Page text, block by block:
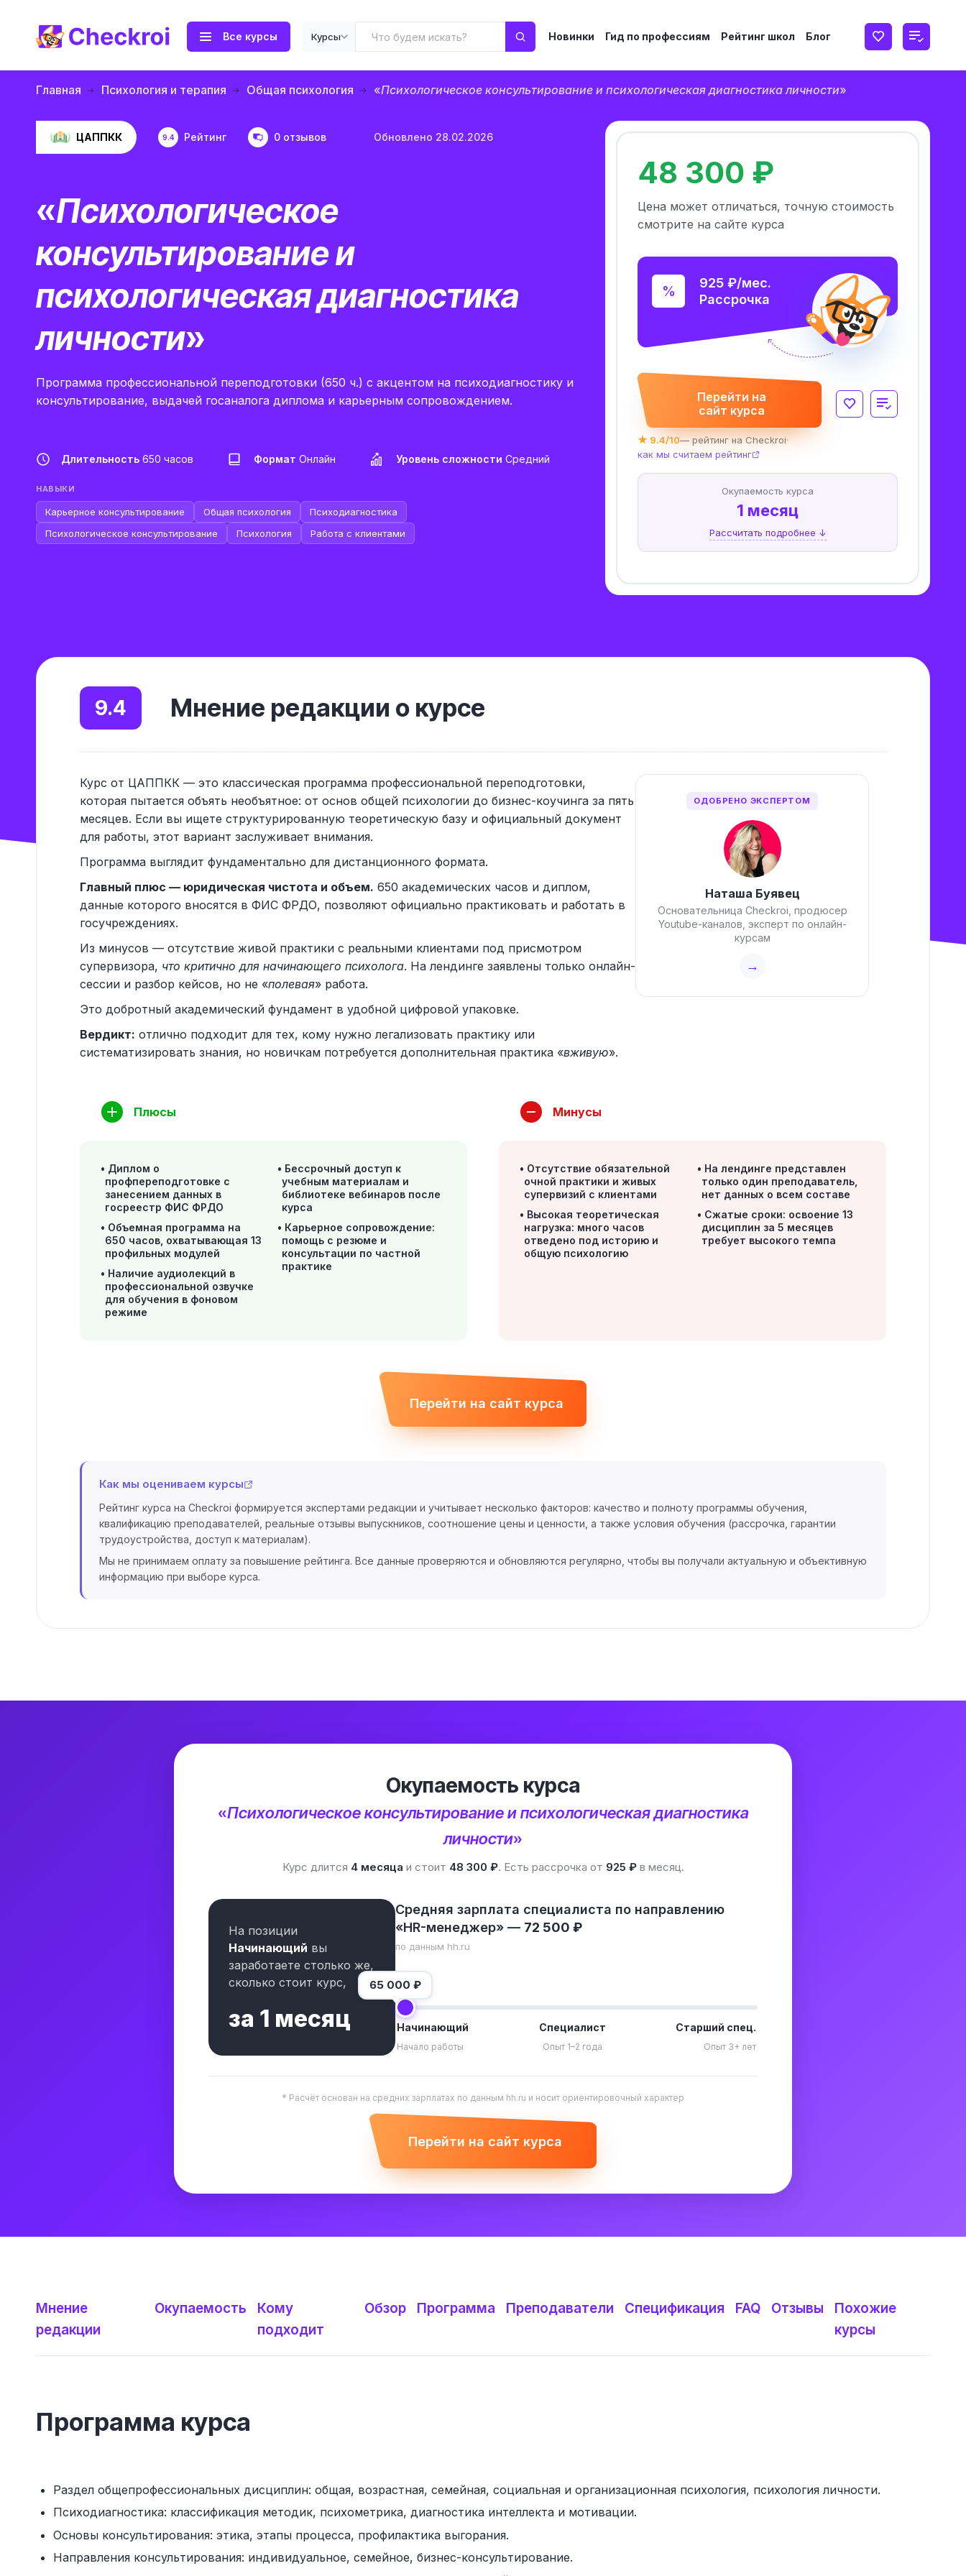
Все курсы Курсы Новинки Гид по профессиям Рейтинг школ Блог
Главная Психология и терапия Общая психология «Психологическое консультирование и психологическая диагностика личности»
ЦАППКК 9.4 Рейтинг 0 отзывов Обновлено 28.02.2026
«Психологическое
консультирование и
психологическая диагностика
личности»
Программа профессиональной переподготовки (650 ч.) с акцентом на психодиагностику и
консультирование, выдачей госаналога диплома и карьерным сопровождением.
Длительность 650 часов Формат Онлайн Уровень сложности Средний
НАВЫКИ
Карьерное консультирование Общая психология
Психодиагностика
Психологическое консультирование
Психология Работа с клиентами
48 300 ₽
Цена может отличаться, точную стоимость
смотрите на сайте курса
925 ₽/мес.
Рассрочка
Перейти на
сайт курса
★ 9.4/10— рейтинг на Checkroi·
как мы считаем рейтинг
Окупаемость курса
1 месяц
Рассчитать подробнее ↓
Мнение редакции о курсе
9.4
Курс от ЦАППКК — это классическая программа профессиональной переподготовки,
которая пытается объять необъятное: от основ общей психологии до бизнес-коучинга за пять
месяцев. Если вы ищете структурированную теоретическую базу и официальный документ
для работы, этот вариант заслуживает внимания.
Программа выглядит фундаментально для дистанционного формата.
Главный плюс — юридическая чистота и объем. 650 академических часов и диплом,
данные которого вносятся в ФИС ФРДО, позволяют официально практиковать и работать в
госучреждениях.
Из минусов — отсутствие живой практики с реальными клиентами под присмотром
супервизора, что критично для начинающего психолога. На лендинге заявлены только онлайн-
сессии и разбор кейсов, но не «полевая» работа.
Это добротный академический фундамент в удобной цифровой упаковке.
Вердикт: отлично подходит для тех, кому нужно легализовать практику или
систематизировать знания, но новичкам потребуется дополнительная практика «вживую».
ОДОБРЕНО ЭКСПЕРТОМ
Наташа Буявец
Основательница Checkroi, продюсер
Youtube-каналов, эксперт по онлайн-
курсам
→
Плюсы
Диплом о
профпереподготовке с
занесением данных в
госреестр ФИС ФРДО
Объемная программа на
650 часов, охватывающая 13
профильных модулей
Наличие аудиолекций в
профессиональной озвучке
для обучения в фоновом
режиме
Бессрочный доступ к
учебным материалам и
библиотеке вебинаров после
курса
Карьерное сопровождение:
помощь с резюме и
консультации по частной
практике
Минусы
Отсутствие обязательной
очной практики и живых
супервизий с клиентами
Высокая теоретическая
нагрузка: много часов
отведено под историю и
общую психологию
На лендинге представлен
только один преподаватель,
нет данных о всем составе
Сжатые сроки: освоение 13
дисциплин за 5 месяцев
требует высокого темпа
Перейти на сайт курса
Как мы оцениваем курсы
Рейтинг курса на Checkroi формируется экспертами редакции и учитывает несколько факторов: качество и полноту программы обучения,
квалификацию преподавателей, реальные отзывы выпускников, соотношение цены и ценности, а также условия обучения (рассрочка, гарантии
трудоустройства, доступ к материалам).
Мы не принимаем оплату за повышение рейтинга. Все данные проверяются и обновляются регулярно, чтобы вы получали актуальную и объективную
информацию при выборе курса.
Окупаемость курса
«Психологическое консультирование и психологическая диагностика
личности»
Курс длится 4 месяца и стоит 48 300 ₽. Есть рассрочка от 925 ₽в месяц.
На позиции
Начинающий вы
заработаете столько же,
сколько стоит курс,
за 1 месяц
Средняя зарплата специалиста по направлению
«HR-менеджер» — 72 500 ₽
по данным hh.ru
65 000 ₽
Начинающий
Начало работы
Специалист
Опыт 1–2 года
Старший спец.
Опыт 3+ лет
* Расчёт основан на средних зарплатах по данным hh.ru и носит ориентировочный характер
Перейти на сайт курса
Мнение
редакции
Окупаемость
Кому
подходит
Обзор Программа Преподаватели Спецификация FAQ Отзывы
Похожие
курсы
Программа курса
Раздел общепрофессиональных дисциплин: общая, возрастная, семейная, социальная и организационная психология, психология личности.
Психодиагностика: классификация методик, психометрика, диагностика интеллекта и мотивации.
Основы консультирования: этика, этапы процесса, профилактика выгорания.
Направления консультирования: индивидуальное, семейное, бизнес-консультирование.